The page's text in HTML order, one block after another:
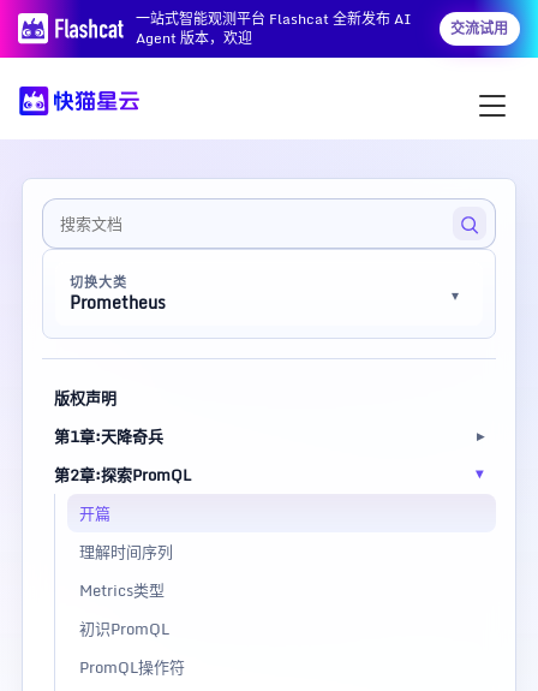
一站式智能观测平台 Flashcat 全新发布 AI
Agent 版本，欢迎
交流试用
切换大类
Prometheus
版权声明
第1章:天降奇兵
第2章:探索PromQL
开篇
理解时间序列
Metrics类型
初识PromQL
PromQL操作符